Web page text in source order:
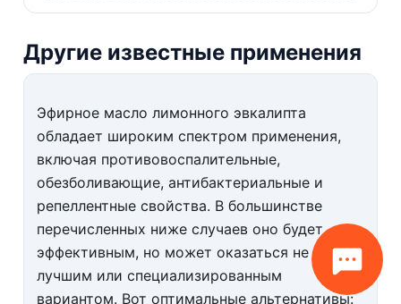
Другие известные применения
Эфирное масло лимонного эвкалипта
обладает широким спектром применения,
включая противовоспалительные,
обезболивающие, антибактериальные и
репеллентные свойства. В большинстве
перечисленных ниже случаев оно будет
эффективным, но может оказаться не самым
лучшим или специализированным
вариантом. Вот оптимальные альтернативы: